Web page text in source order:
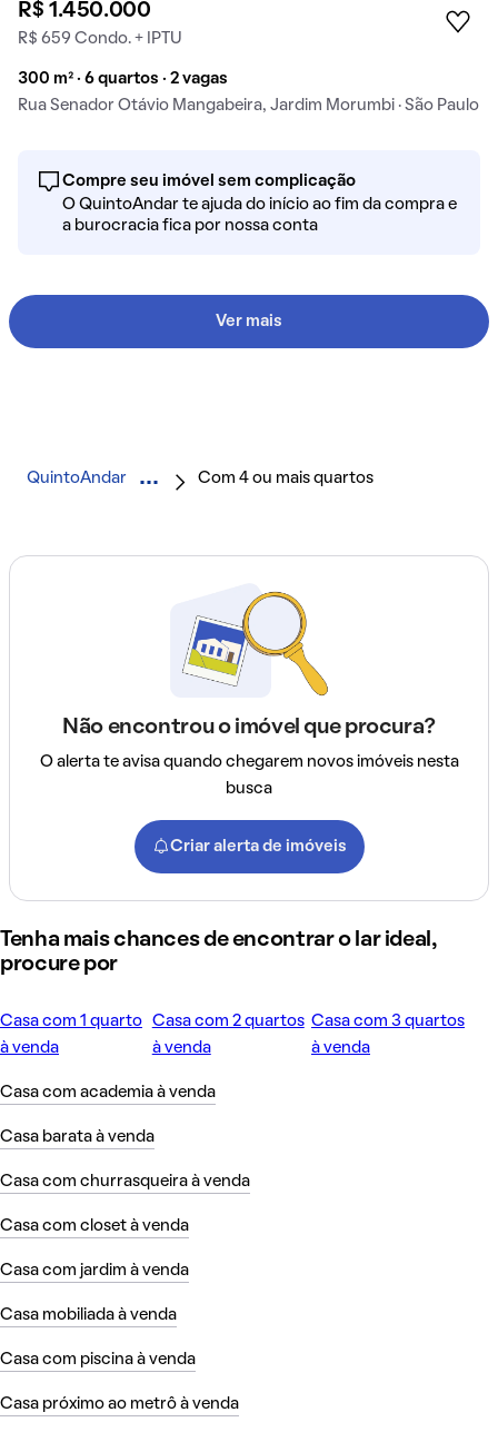
R$ 1.450.000
R$ 659 Condo. + IPTU
300 m² · 6 quartos · 2 vagas
Rua Senador Otávio Mangabeira, Jardim Morumbi · São Paulo
Compre seu imóvel sem complicação
O QuintoAndar te ajuda do início ao fim da compra e
a burocracia fica por nossa conta
Ver mais
QuintoAndar Com 4 ou mais quartos
Não encontrou o imóvel que procura?
O alerta te avisa quando chegarem novos imóveis nesta
busca
Criar alerta de imóveis
Tenha mais chances de encontrar o lar ideal,
procure por
Casa com 1 quarto
à venda
Casa com 2 quartos
à venda
Casa com 3 quartos
à venda
Casa com academia à venda
Casa barata à venda
Casa com churrasqueira à venda
Casa com closet à venda
Casa com jardim à venda
Casa mobiliada à venda
Casa com piscina à venda
Casa próximo ao metrô à venda